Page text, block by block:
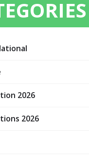
2026
2026